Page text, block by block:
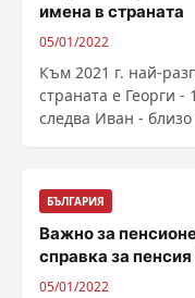
имена в страната
05/01/2022
Към 2021 г. най-
страната е Георги -
следва Иван -
БЪЛГАРИЯ
Важно за
справка за
05/01/2022